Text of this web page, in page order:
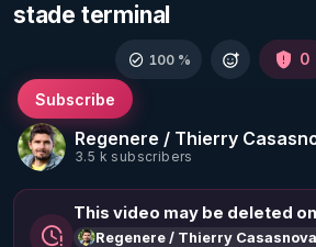
stade terminal
Regenere / Thierry
3.5 k subscribers
Subscribe
100 % 0
This video may be deleted
Regenere / Thierry